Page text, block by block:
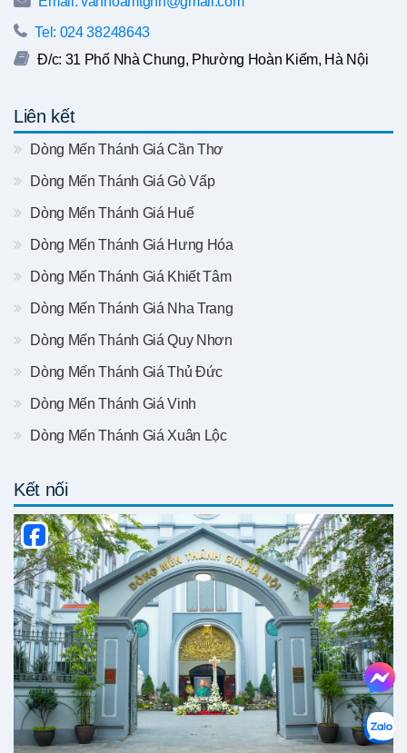
Tel: 024 38248643
Đ/c: 31 Phố Nhà Chung, Phường Hoàn Kiếm, Hà Nội
Liên kết
Dòng Mến Thánh Giá Cần Thơ
Dòng Mến Thánh Giá Gò Vấp
Dòng Mến Thánh Giá Huế
Dòng Mến Thánh Giá Hưng Hóa
Dòng Mến Thánh Giá Khiết Tâm
Dòng Mến Thánh Giá Nha Trang
Dòng Mến Thánh Giá Quy Nhơn
Dòng Mến Thánh Giá Thủ Đức
Dòng Mến Thánh Giá Vinh
Dòng Mến Thánh Giá Xuân Lộc
Kết nối